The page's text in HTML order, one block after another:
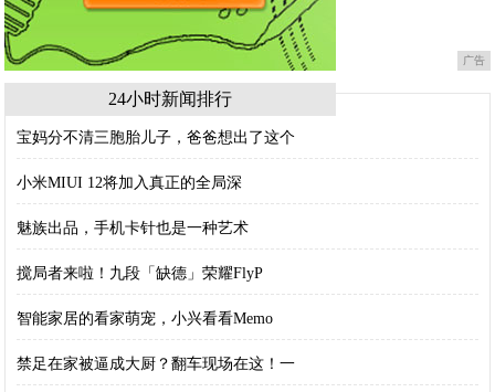
广告
24小时新闻排行
宝妈分不清三胞胎儿子，爸爸想出了这个
小米MIUI 12将加入真正的全局深
魅族出品，手机卡针也是一种艺术
搅局者来啦！九段「缺德」荣耀FlyP
智能家居的看家萌宠，小兴看看Memo
禁足在家被逼成大厨？翻车现场在这！一